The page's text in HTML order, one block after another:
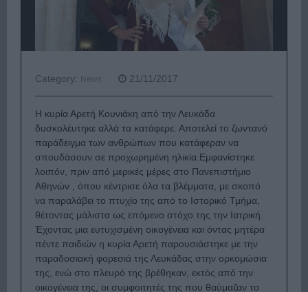
Category: News 21/11/2017
Η κυρία Αρετή Κουνιάκη από την Λευκάδα
δυσκολέυτηκε αλλά τα κατάφερε. Αποτελεί το ζωντανό
παράδειγμα των ανθρώπων που κατάφεραν να
σπουδάσουν σε προχωρημένη ηλικία.Εμφανίστηκε
λοιπόν, πριν από μερικές μέρες στο Πανεπιστήμιο
Αθηνών , όπου κέντρισε όλα τα βλέμματα, με σκοπό
να παραλάβει το πτυχίο της από το Ιστορικό Τμήμα,
θέτοντας μάλιστα ως επόμενο στόχο της την Ιατρική.
Έχοντας μια ευτυχισμένη οικογένεια και όντας μητέρα
πέντε παιδιών η κυρία Αρετή παρουσιάστηκε με την
παραδοσιακή φορεσιά της Λευκάδας στην ορκομώσια
της, ενώ στο πλευρό της βρέθηκαν, εκτός από την
οικογένεια της, οι συμφοιτητές της που θαύμαζαν το